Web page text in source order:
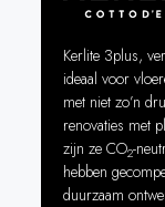
Kerlite 3plus,
ideaal voor
met niet zo’n
renovaties met
zijn ze CO2-
hebben
duurzaam